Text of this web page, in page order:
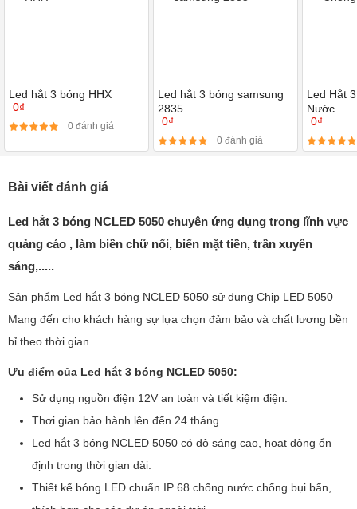
Led hắt 3 bóng HHX
0₫
0 đánh giá
Led hắt 3 bóng samsung
2835
0₫
0 đánh giá
Led Hắt
Nước
0₫
Bài viết đánh giá
Led hắt 3 bóng NCLED 5050 chuyên ứng dụng trong lĩnh vực
quảng cáo , làm biền chữ nổi, biển mặt tiền, trần xuyên
sáng,.....
Sản phẩm Led hắt 3 bóng NCLED 5050 sử dụng Chip LED 5050
Mang đến cho khách hàng sự lựa chọn đảm bảo và chất lương bền
bỉ theo thời gian.
Ưu điểm của Led hắt 3 bóng NCLED 5050:
Sử dụng nguồn điện 12V an toàn và tiết kiệm điện.
Thơi gian bảo hành lên đến 24 tháng.
Led hắt 3 bóng NCLED 5050 có độ sáng cao, hoạt động ổn
định trong thời gian dài.
Thiết kế bóng LED chuẩn IP 68 chống nước chống bụi bẩn,